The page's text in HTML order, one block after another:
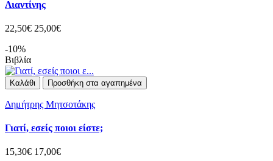
Λιαντίνης
22,50€ 25,00€
-10%
Βιβλία
Καλάθι Προσθήκη στα αγαπημένα
Δημήτρης Μητσοτάκης
Γιατί, εσείς ποιοι είστε;
15,30€ 17,00€